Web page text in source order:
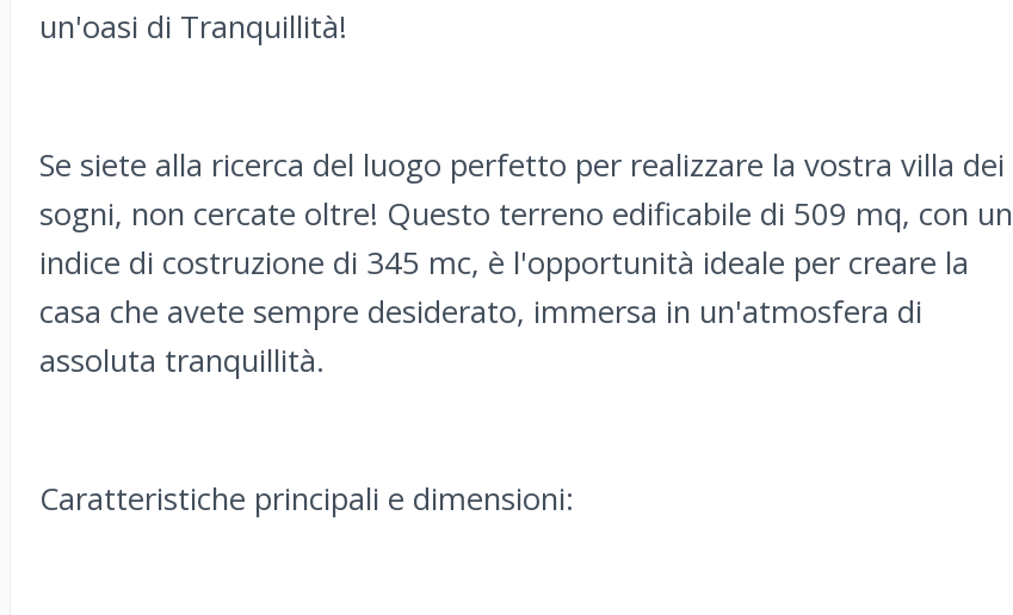
un'oasi di Tranquillità!
Se siete alla ricerca del luogo perfetto per realizzare la vostra villa dei
sogni, non cercate oltre! Questo terreno edificabile di 509 mq, con un
indice di costruzione di 345 mc, è l'opportunità ideale per creare la
casa che avete sempre desiderato, immersa in un'atmosfera di
assoluta tranquillità.
Caratteristiche principali e dimensioni: